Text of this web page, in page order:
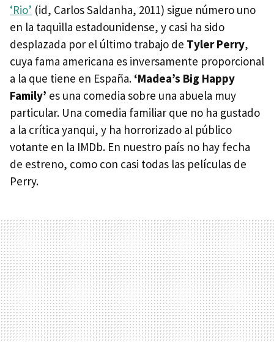
‘Rio’ (id, Carlos Saldanha, 2011) sigue número uno
en la taquilla estadounidense, y casi ha sido
desplazada por el último trabajo de Tyler Perry,
cuya fama americana es inversamente proporcional
a la que tiene en España. ‘Madea’s Big Happy
Family’ es una comedia sobre una abuela muy
particular. Una comedia familiar que no ha gustado
a la crítica yanqui, y ha horrorizado al público
votante en la IMDb. En nuestro país no hay fecha
de estreno, como con casi todas las películas de
Perry.